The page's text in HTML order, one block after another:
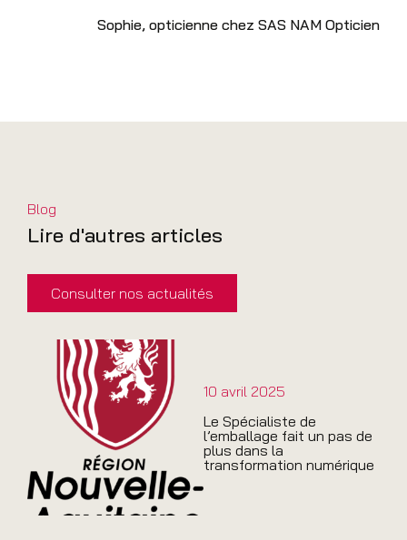
Sophie, opticienne chez SAS NAM Opticien
Blog
Lire d'autres articles
Consulter nos actualités
10 avril 2025
Le Spécialiste de
l’emballage fait un pas de
plus dans la
transformation numérique